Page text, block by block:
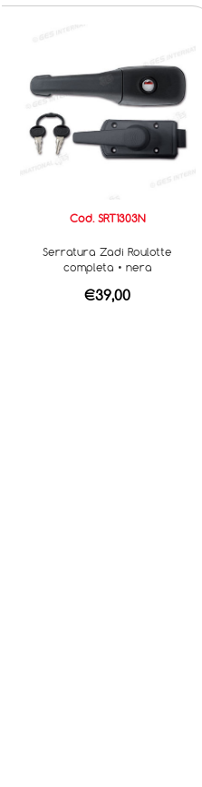
Cod. SRT1303N
Serratura Zadi Roulotte
completa • nera
€39,00